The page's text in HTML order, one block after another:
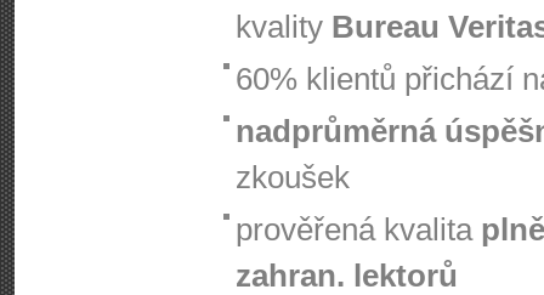
kvality Bureau
60% klientů přichází
nadprůměrná
zkoušek
prověřená kvalita
zahran. lektorů